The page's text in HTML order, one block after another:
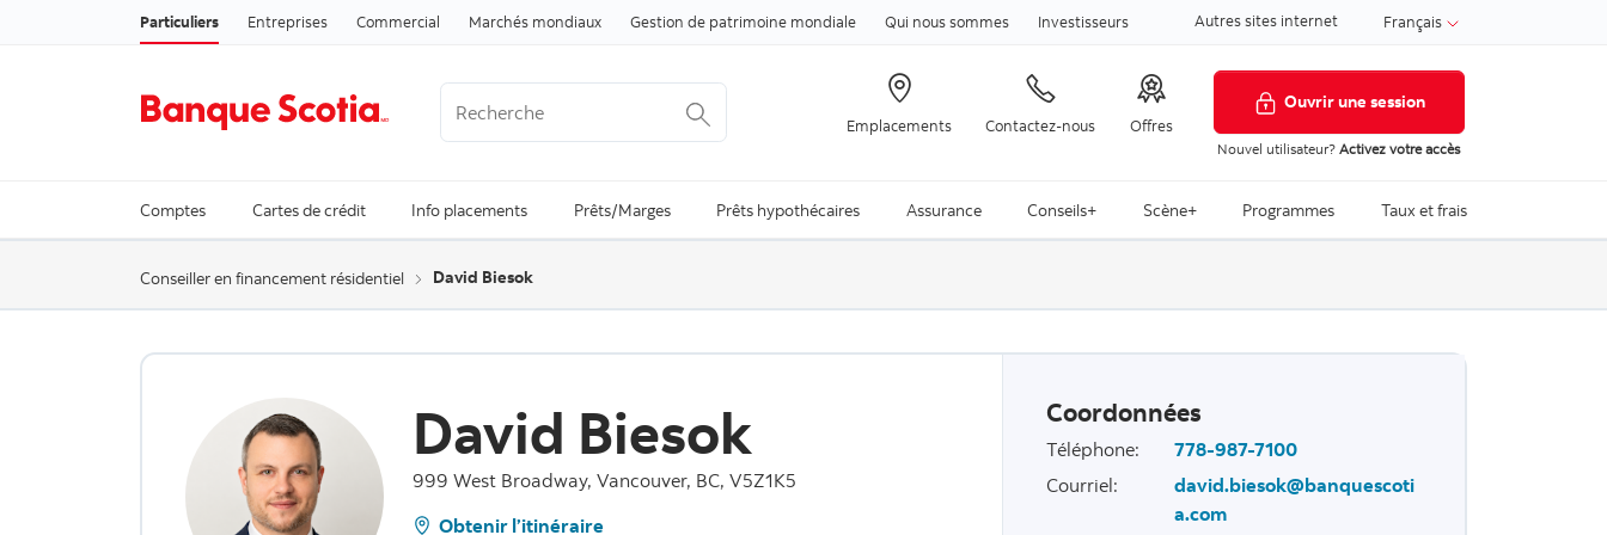
Passer au contenu
Particuliers Entreprises Commercial Marchés mondiaux Gestion de patrimoine mondiale Qui nous sommes Investisseurs Autres sites internet Français
Emplacements Contactez-nous Offres
Ouvrir une session
Nouvel utilisateur?Activez votre accès
Comptes Cartes de crédit Info placements Prêts/Marges Prêts hypothécaires Assurance Conseils+ Scène+ Programmes Taux et frais
Conseiller en financement résidentiel David Biesok
David Biesok
999 West Broadway, Vancouver, BC, V5Z1K5
Obtenir l’itinéraire
Coordonnées
Téléphone:
778-987-7100
Courriel:
david.biesok@banquescoti
a.com